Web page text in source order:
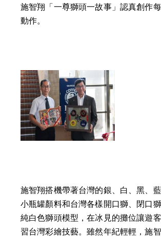
施智翔「一尊獅頭一故事」認真創作
動作。
施智翔搭機帶著台灣的銀、白、黑、
小瓶罐顏料和台灣各樣開口獅、閉口
純白色獅頭模型，在冰見的攤位讓遊
習台灣彩繪技藝。雖然年紀輕輕，施